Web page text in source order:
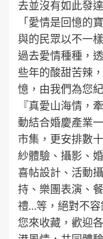
去並沒有如此發
「愛情是回憶的
與的民眾以不一
過去愛情種種，
些年的酸甜苦辣
憶，由我們為您
『真愛山海情，
動結合婚慶產業
市集，更安排數
紗體驗、攝影、
喜帖設計、活動
持、樂團表演、
禮…等，絕對不
您來收藏，歡迎